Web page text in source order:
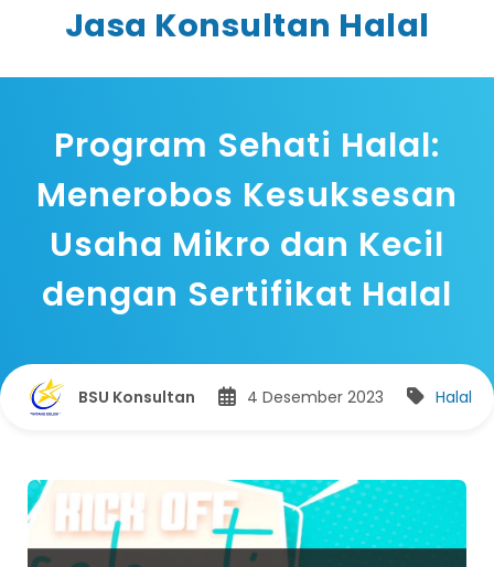
Jasa Konsultan Halal
Program Sehati Halal:
Menerobos Kesuksesan
Usaha Mikro dan Kecil
dengan Sertifikat Halal
BSU Konsultan 4 Desember 2023 Halal